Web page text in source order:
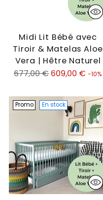
Midi Lit Bébé avec
Tiroir & Matelas Aloe
Vera | Hêtre Naturel
Prix
677,00 € 609,00 € -10%
Promo En stock